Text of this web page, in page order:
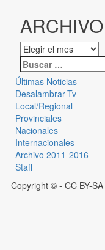
ARCHIVO
Últimas Noticias
Desalambrar-Tv
Local/Regional
Provinciales
Nacionales
Internacionales
Archivo 2011-2016
Staff
Copyright © - CC BY-SA